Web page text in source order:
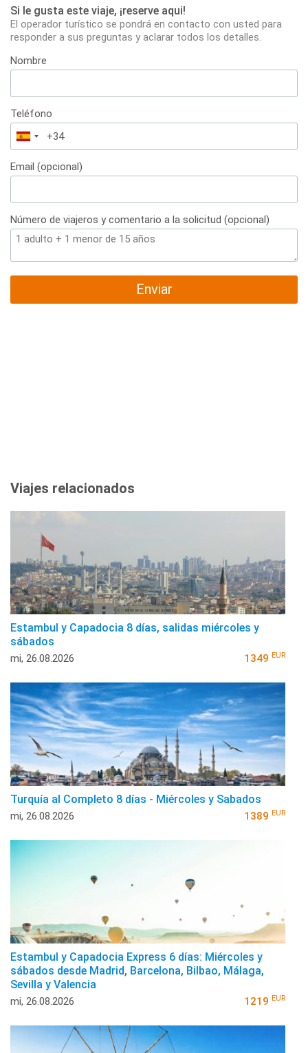
Si le gusta este viaje, ¡reserve aqui!
El operador turístico se pondrá en contacto con usted para
responder a sus preguntas y aclarar todos los detalles.
Nombre
Teléfono
España
+34
Email (opcional)
Número de viajeros y comentario a la solicitud (opcional)
Enviar
Viajes relacionados
Estambul y Capadocia 8 días, salidas miércoles y
sábados
mi, 26.08.2026 1349 EUR
Turquía al Completo 8 días - Miércoles y Sabados
mi, 26.08.2026 1389 EUR
Estambul y Capadocia Express 6 días: Miércoles y
sábados desde Madrid, Barcelona, Bilbao, Málaga,
Sevilla y Valencia
mi, 26.08.2026 1219 EUR